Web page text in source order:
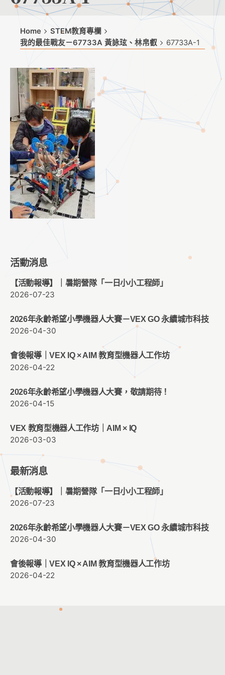
Home
STEM教育專欄
我的最佳戰友－67733A 黃詠玹、林帛叡
67733A-1
活動消息
【活動報導】｜暑期營隊「一日小小工程師」
2026-07-23
2026年永齡希望小學機器人大賽－VEX GO 永續城市科技
2026-04-30
會後報導｜VEX IQ × AIM 教育型機器人工作坊
2026-04-22
2026年永齡希望小學機器人大賽，敬請期待！
2026-04-15
VEX 教育型機器人工作坊｜AIM × IQ
2026-03-03
最新消息
【活動報導】｜暑期營隊「一日小小工程師」
2026-07-23
2026年永齡希望小學機器人大賽－VEX GO 永續城市科技
2026-04-30
會後報導｜VEX IQ × AIM 教育型機器人工作坊
2026-04-22